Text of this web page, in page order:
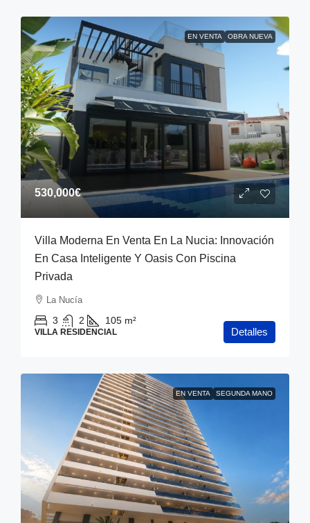
EN VENTA OBRA NUEVA
530,000€
Villa Moderna En Venta En La Nucia: Innovación
En Casa Inteligente Y Oasis Con Piscina
Privada
La Nucía
3 2 105 m²
VILLA RESIDENCIAL Detalles
EN VENTA SEGUNDA MANO